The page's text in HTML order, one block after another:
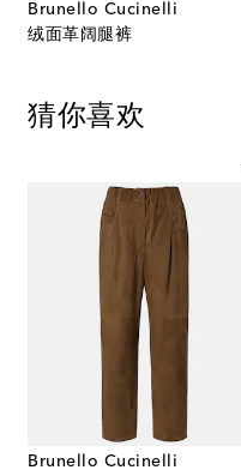
Brunello Cucinelli
绒面革阔腿裤
猜你喜欢
Brunello Cucinelli